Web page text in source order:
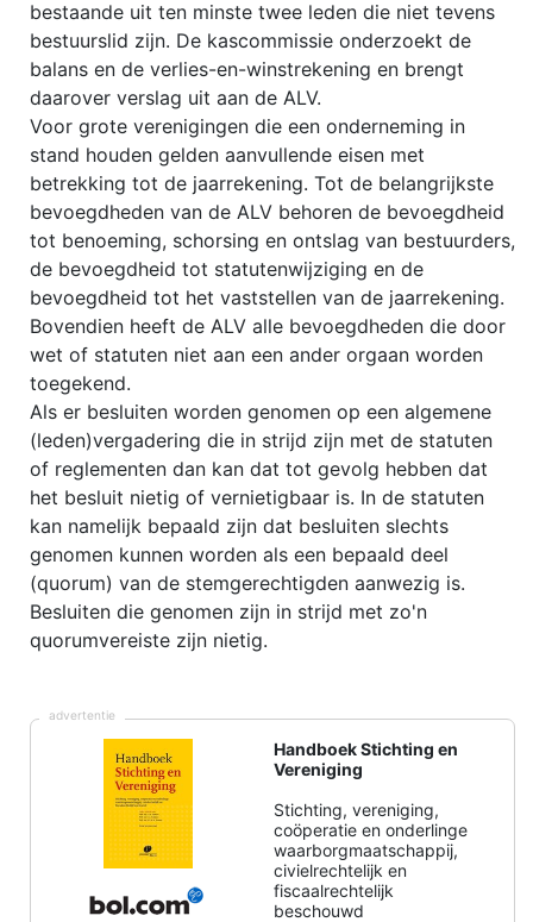
bestaande uit ten minste twee leden die niet tevens
bestuurslid zijn. De kascommissie onderzoekt de
balans en de verlies-en-winstrekening en brengt
daarover verslag uit aan de ALV.
Voor grote verenigingen die een onderneming in
stand houden gelden aanvullende eisen met
betrekking tot de jaarrekening. Tot de belangrijkste
bevoegdheden van de ALV behoren de bevoegdheid
tot benoeming, schorsing en ontslag van bestuurders,
de bevoegdheid tot statutenwijziging en de
bevoegdheid tot het vaststellen van de jaarrekening.
Bovendien heeft de ALV alle bevoegdheden die door
wet of statuten niet aan een ander orgaan worden
toegekend.
Als er besluiten worden genomen op een algemene
(leden)vergadering die in strijd zijn met de statuten
of reglementen dan kan dat tot gevolg hebben dat
het besluit nietig of vernietigbaar is. In de statuten
kan namelijk bepaald zijn dat besluiten slechts
genomen kunnen worden als een bepaald deel
(quorum) van de stemgerechtigden aanwezig is.
Besluiten die genomen zijn in strijd met zo'n
quorumvereiste zijn nietig.
advertentie
Handboek Stichting en
Vereniging
Stichting, vereniging,
coöperatie en onderlinge
waarborgmaatschappij,
civielrechtelijk en
fiscaalrechtelijk
beschouwd